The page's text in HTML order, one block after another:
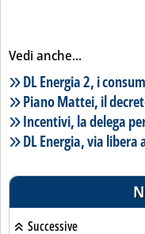
Vedi anche...
Lista notizie correlate
DL Energia 2, i
Piano Mattei, il
Incentivi, la delega
DL Energia, via libera
Successive